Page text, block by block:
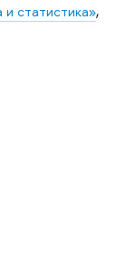
статистика»,